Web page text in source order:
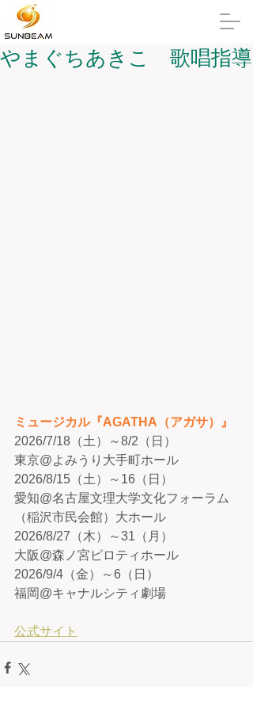
やまぐちあきこ 歌唱指導
ミュージカル『AGATHA（アガサ）』
2026/7/18（土）～8/2（日）
東京@よみうり大手町ホール
2026/8/15（土）～16（日）
愛知@名古屋文理大学文化フォーラム
（稲沢市民会館）大ホール
2026/8/27（木）～31（月）
大阪@森ノ宮ピロティホール
2026/9/4（金）～6（日）
福岡@キャナルシティ劇場
公式サイト